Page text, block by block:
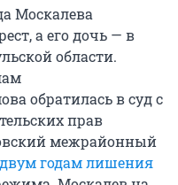
Москалева
а его дочь — в
области.
обратилась в суд с
прав
межрайонный
годам лишения